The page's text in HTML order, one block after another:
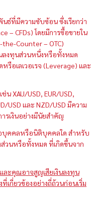
ธ์ที่มีความซับซ้อน ซึ่งเรียกว่า
– CFDs) โดยมีการซื้อขายใน
Counter – OTC)
ลงทุนส่วนหนึ่งหรือทั้งหมด
รือเลเวอเรจ (Leverage) และ
XAU/USD, EUR/USD,
USD และ NZD/USD มีความ
รเงินอย่างมีนัยสำคัญ
อบุคคลหรือนิติบุคคลใด สำหรับ
ส่วนหรือทั้งหมด ที่เกิดขึ้นจาก
ละคุณอาจสูญเสียเงินลงทุน
เกี่ยวข้องอย่างถี่ถ้วนก่อนเริ่ม